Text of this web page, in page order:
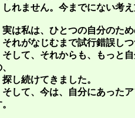
れません。今までにない考
は私は、ひとつの自分のた
れがなじむまで試行錯誤し
して、それからも、もっと
し続けてきました。
して、今は、自分にあった